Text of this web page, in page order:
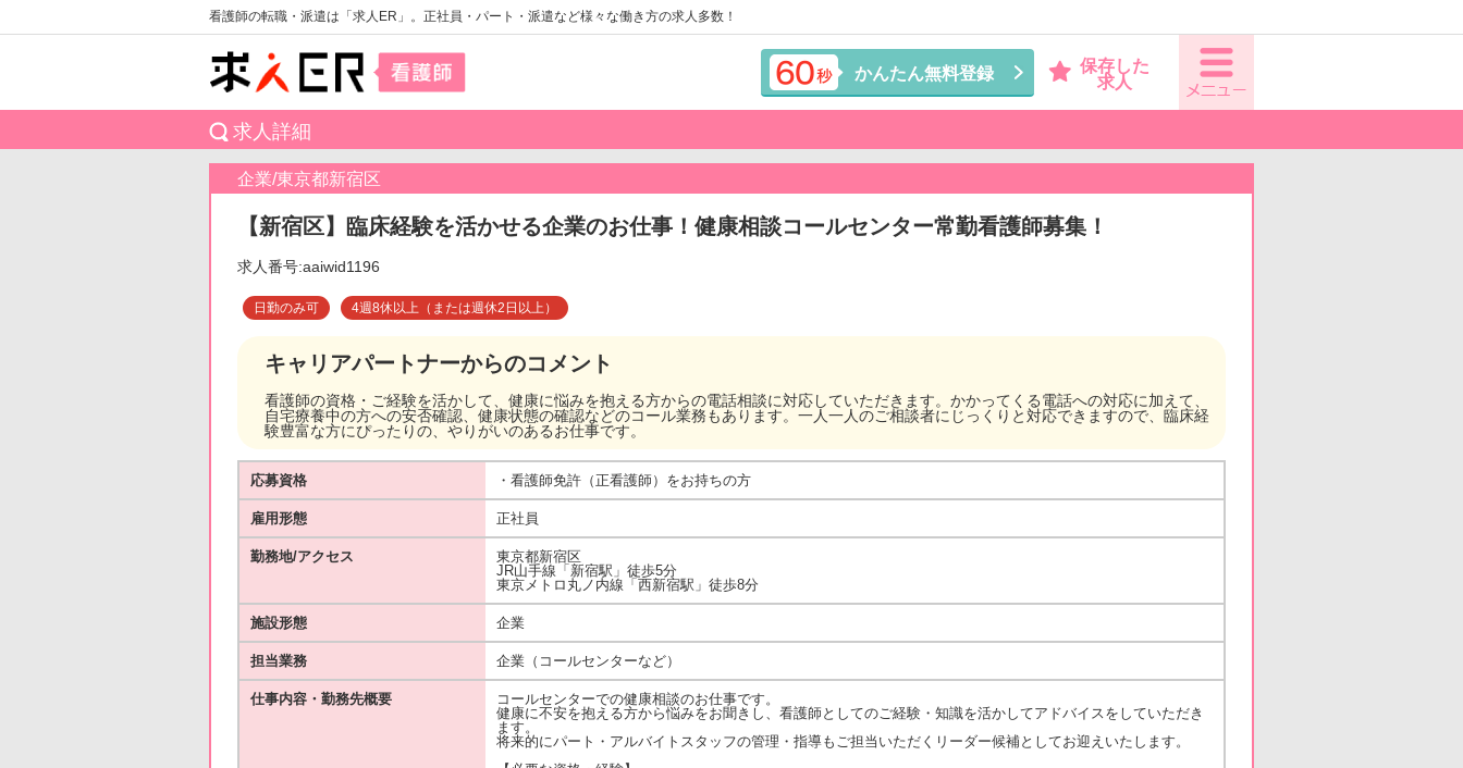
看護師の転職・派遣は「求人ER」。正社員・パート・派遣など様々な働き方の求人多数！
かんたん無料登録
保存した
求人
求人詳細
企業/東京都新宿区
【新宿区】臨床経験を活かせる企業のお仕事！健康相談コールセンター常勤看護師募集！
求人番号:aaiwid1196
日勤のみ可 4週8休以上（または週休2日以上）
キャリアパートナーからのコメント
看護師の資格・ご経験を活かして、健康に悩みを抱える方からの電話相談に対応していただきます。かかってくる電話への対応に加えて、
自宅療養中の方への安否確認、健康状態の確認などのコール業務もあります。一人一人のご相談者にじっくりと対応できますので、臨床経
験豊富な方にぴったりの、やりがいのあるお仕事です。
応募資格 ・看護師免許（正看護師）をお持ちの方
雇用形態 正社員
勤務地/アクセス
東京都新宿区
JR山手線「新宿駅」徒歩5分
東京メトロ丸ノ内線「西新宿駅」徒歩8分
施設形態 企業
担当業務 企業（コールセンターなど）
仕事内容・勤務先概要
コールセンターでの健康相談のお仕事です。
健康に不安を抱える方から悩みをお聞きし、看護師としてのご経験・知識を活かしてアドバイスをしていただき
ます。
将来的にパート・アルバイトスタッフの管理・指導もご担当いただくリーダー候補としてお迎えいたします。